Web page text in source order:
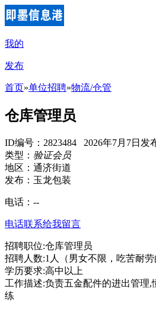
我的
发布
首页»单位招聘»物流/仓管
仓库管理员
ID编号：2823484 2026年7月7日发
类型： 验证会员
地区：通济街道
发布：玉龙包装
电话： --
电话联系给我留言
招聘职位:仓库管理员
招聘人数:1人（男女不限，吃苦耐劳
学历要求:高中以上
工作描述:负责五金配件的进出管理
练